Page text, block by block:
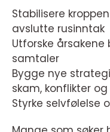
Stabilisere
avslutte rusinntak
Utforske
samtaler
Bygge nye
skam, konflikter
Styrke selvfølelse